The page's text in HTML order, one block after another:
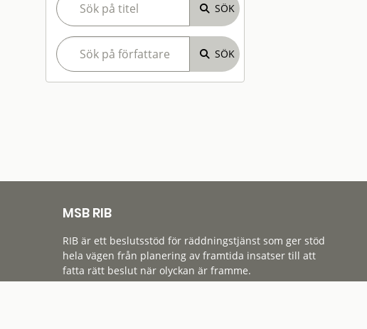
MSB RIB
RIB är ett beslutsstöd för räddningstjänst som ger stöd
hela vägen från planering av framtida insatser till att
fatta rätt beslut när olyckan är framme.